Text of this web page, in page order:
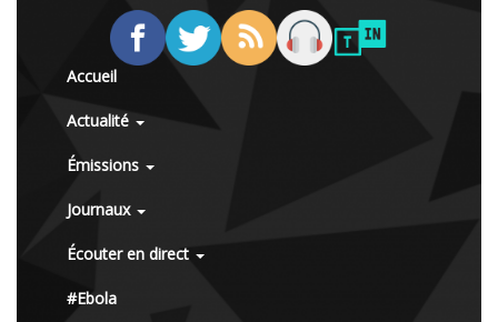
Accueil
Actualité
Émissions
Journaux
Écouter en direct
#Ebola